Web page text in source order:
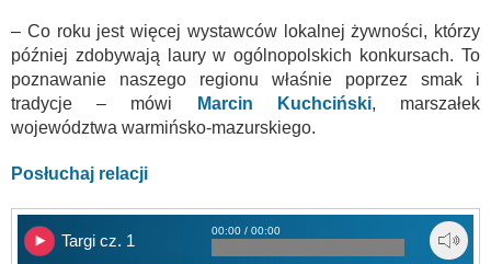
– Co roku jest więcej wystawców lokalnej żywności, którzy
później zdobywają laury w ogólnopolskich konkursach. To
poznawanie naszego regionu właśnie poprzez smak i
tradycje – mówi
Marcin Kuchciński, marszałek
województwa warmińsko-mazurskiego.
Posłuchaj relacji
Targi cz. 1
00:00 / 00:00